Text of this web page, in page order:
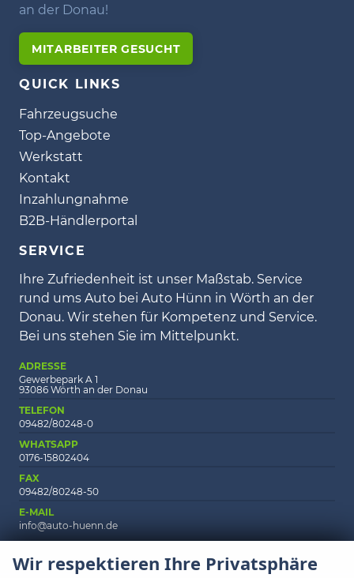
an der Donau!
MITARBEITER GESUCHT
QUICK LINKS
Fahrzeugsuche
Top-Angebote
Werkstatt
Kontakt
Inzahlungnahme
B2B-Händlerportal
SERVICE
Ihre Zufriedenheit ist unser Maßstab. Service
rund ums Auto bei Auto Hünn in Wörth an der
Donau. Wir stehen für Kompetenz und Service.
Bei uns stehen Sie im Mittelpunkt.
ADRESSE
Gewerbepark A 1
93086 Wörth an der Donau
TELEFON
09482/80248-0
WHATSAPP
0176-15802404
FAX
09482/80248-50
E-MAIL
info@auto-huenn.de
Wir respektieren Ihre Privatsphäre